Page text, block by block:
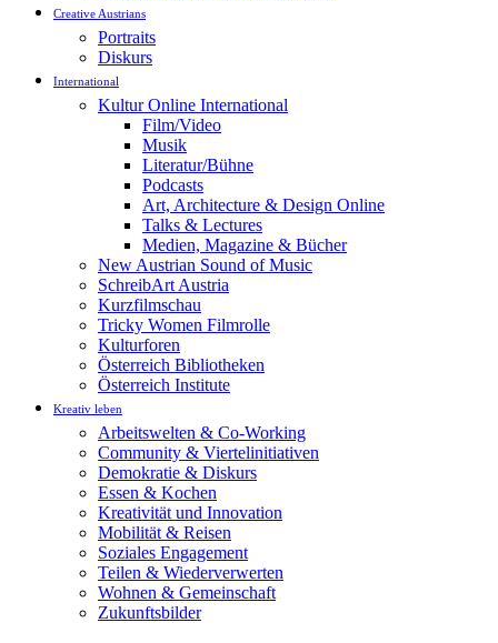
Creative Austrians
Portraits
Diskurs
International
Kultur Online International
Film/Video
Musik
Literatur/Bühne
Podcasts
Art, Architecture & Design Online
Talks & Lectures
Medien, Magazine & Bücher
New Austrian Sound of Music
SchreibArt Austria
Kurzfilmschau
Tricky Women Filmrolle
Kulturforen
Österreich Bibliotheken
Österreich Institute
Kreativ leben
Arbeitswelten & Co-Working
Community & Viertelinitiativen
Demokratie & Diskurs
Essen & Kochen
Kreativität und Innovation
Mobilität & Reisen
Soziales Engagement
Teilen & Wiederverwerten
Wohnen & Gemeinschaft
Zukunftsbilder